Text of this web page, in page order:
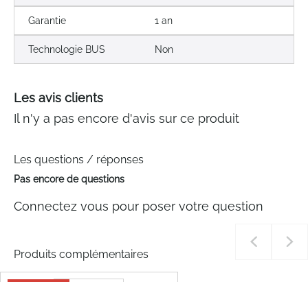
Garantie 1 an
Technologie BUS Non
Les avis clients
Il n'y a pas encore d'avis sur ce produit
Les questions / réponses
Pas encore de questions
Connectez vous pour poser votre question
Produits complémentaires